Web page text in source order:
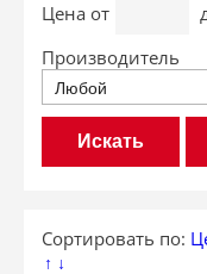
Цена от
Производитель
Любой
Сортировать по:
↑ ↓